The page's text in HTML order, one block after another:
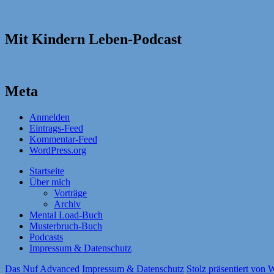
Mit Kindern Leben-Podcast
Meta
Anmelden
Eintrags-Feed
Kommentar-Feed
WordPress.org
Startseite
Über mich
Vorträge
Archiv
Mental Load-Buch
Musterbruch-Buch
Podcasts
Impressum & Datenschutz
Das Nuf Advanced Impressum & Datenschutz Stolz präsentiert von